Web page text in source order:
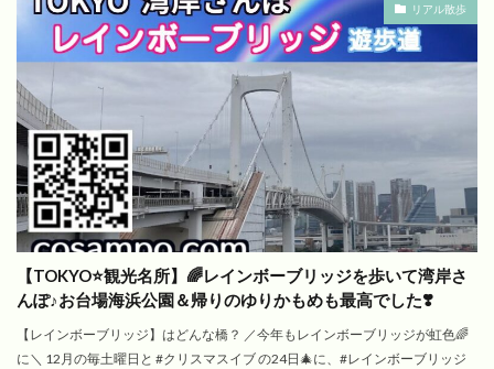
リアル散歩
【TOKYO⭐️観光名所】🌈レインボーブリッジを歩いて湾岸さ
んぽ♪お台場海浜公園＆帰りのゆりかもめも最高でした❣️
【レインボーブリッジ】はどんな橋？ ／今年もレインボーブリッジが虹色🌈
に＼ 12月の毎土曜日と #クリスマスイブ の24日🎄に、#レインボーブリッジ